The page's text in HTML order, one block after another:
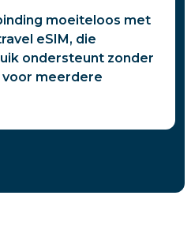
moeiteloos met
eSIM, die
ondersteunt zonder
meerdere